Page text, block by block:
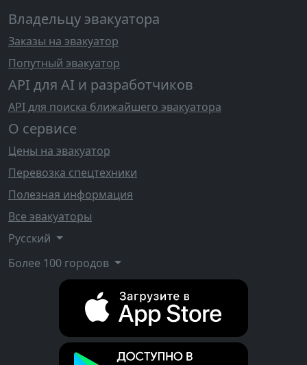
Владельцу эвакуатора
Заказы на эвакуатор
Попутный эвакуатор
API для AI и разработчиков
API для поиска ближайшего эвакуатора
О сервисе
Цены на эвакуатор
Перевозка спецтехники
Полезная информация
Все эвакуаторы
Русский
Более 100 городов